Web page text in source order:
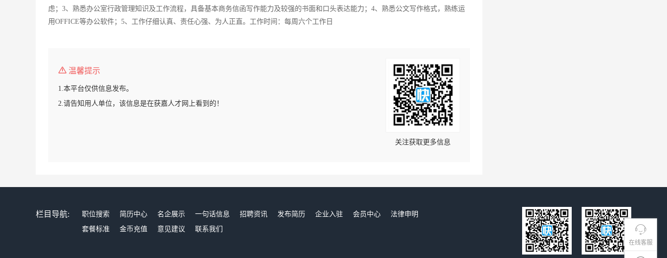
在线客服
虑；3、熟悉办公室行政管理知识及工作流程，具备基本商务信函写作能力及较强的书面和口头表达能力；4、熟悉公文写作格式，熟练运
用OFFICE等办公软件；5、工作仔细认真、责任心强、为人正直。工作时间：每周六个工作日
温馨提示
1.本平台仅供信息发布。
2.请告知用人单位，该信息是在获嘉人才网上看到的！
关注获取更多信息
栏目导航: 职位搜索 简历中心 名企展示 一句话信息 招聘资讯 发布简历 企业入驻 会员中心
法律申明
套餐标准
金币充值 意见建议 联系我们